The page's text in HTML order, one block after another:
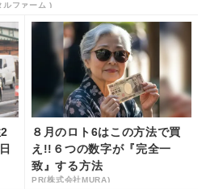
ルファーム )
８月のロト6はこの方法で買
え!!６つの数字が『完全一
致』する方法
PR(株式会社MURA)